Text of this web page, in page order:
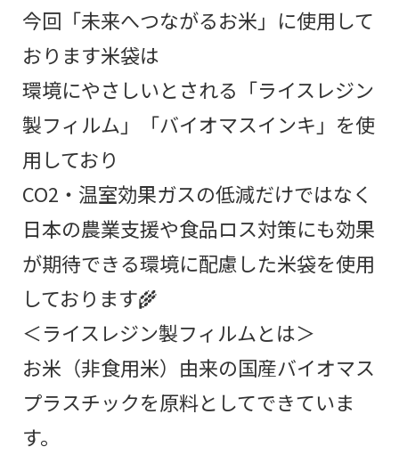
今回「未来へつながるお米」に使用して
おります米袋は
環境にやさしいとされる「ライスレジン
製フィルム」「バイオマスインキ」を使
用しており
CO2・温室効果ガスの低減だけではなく
日本の農業支援や食品ロス対策にも効果
が期待できる環境に配慮した米袋を使用
しております🌾
＜ライスレジン製フィルムとは＞
お米（非食用米）由来の国産バイオマス
プラスチックを原料としてできていま
す。